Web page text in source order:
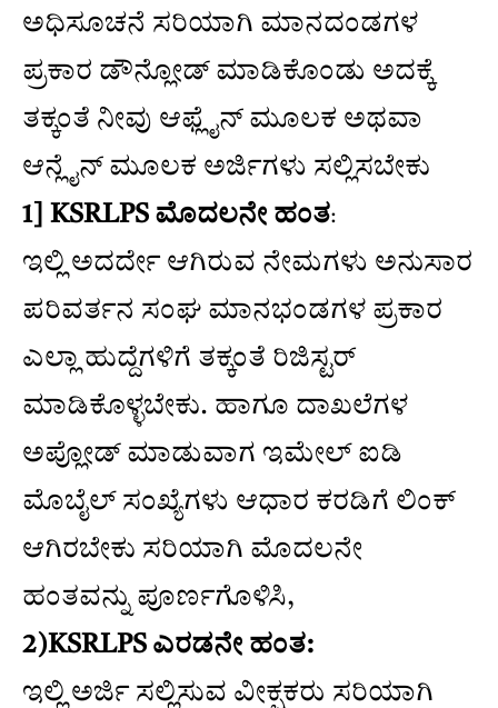
ಅಧಿಸೂಚನೆ ಸರಿಯಾಗಿ ಮಾನದಂಡಗಳ
ಪ್ರಕಾರ ಡೌನ್ಲೋಡ್ ಮಾಡಿಕೊಂಡು ಅದಕ್ಕೆ
ತಕ್ಕಂತೆ ನೀವು ಆಫ್ಲೈನ್ ಮೂಲಕ ಅಥವಾ
ಆನ್ಲೈನ್ ಮೂಲಕ ಅರ್ಜಿಗಳು ಸಲ್ಲಿಸಬೇಕು
1] KSRLPS ಮೊದಲನೇ ಹಂತ:
ಇಲ್ಲಿ ಅದರ್ದೇ ಆಗಿರುವ ನೇಮಗಳು ಅನುಸಾರ
ಪರಿವರ್ತನ ಸಂಘ ಮಾನಭಂಡಗಳ ಪ್ರಕಾರ
ಎಲ್ಲಾ ಹುದ್ದೆಗಳಿಗೆ ತಕ್ಕಂತೆ ರಿಜಿಸ್ಟರ್
ಮಾಡಿಕೊಳ್ಳಬೇಕು. ಹಾಗೂ ದಾಖಲೆಗಳ
ಅಪ್ಲೋಡ್ ಮಾಡುವಾಗ ಇಮೇಲ್ ಐಡಿ
ಮೊಬೈಲ್ ಸಂಖ್ಯೆಗಳು ಆಧಾರ ಕರಡಿಗೆ ಲಿಂಕ್
ಆಗಿರಬೇಕು ಸರಿಯಾಗಿ ಮೊದಲನೇ
ಹಂತವನ್ನು ಪೂರ್ಣಗೊಳಿಸಿ,
2)KSRLPS ಎರಡನೇ ಹಂತ:
ಇಲ್ಲಿ ಅರ್ಜಿ ಸಲ್ಲಿಸುವ ವೀಕ್ಷಕರು ಸರಿಯಾಗಿ